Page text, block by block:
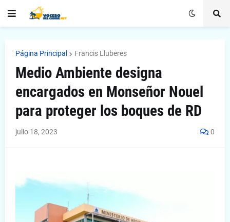
Página Principal Francis Lluberes
Medio Ambiente designa
encargados en Monseñor Nouel
para proteger los boques de RD
julio 18, 2023 0